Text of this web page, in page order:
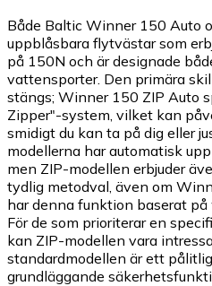
Både Baltic Winner 150 Auto
uppblåsbara flytvästar som
på 150N och är designade
vattensporter. Den primära
stängs; Winner 150 ZIP Auto
Zipper"-system, vilket kan
smidigt du kan ta på dig eller
modellerna har automatisk
men ZIP-modellen erbjuder
tydlig metodval, även om
har denna funktion baserat
För de som prioriterar en
kan ZIP-modellen vara
standardmodellen är ett
grundläggande